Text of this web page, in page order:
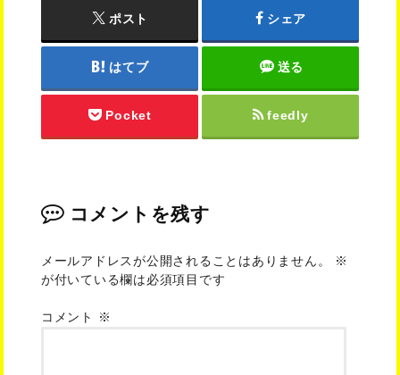
ポスト シェア
はてブ 送る
Pocket feedly
コメントを残す
メールアドレスが公開されることはありません。
※
が付いている欄は必須項目です
コメント ※